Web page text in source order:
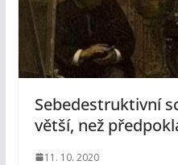
Sebedestruktivní
větší, než
11. 10. 2020